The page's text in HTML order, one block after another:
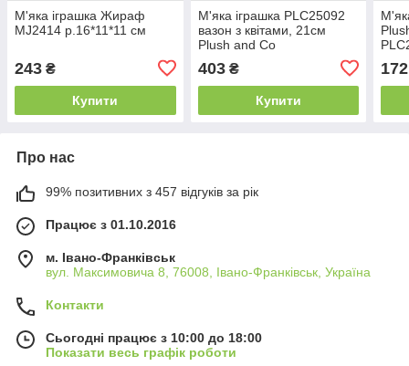
М'яка іграшка Жираф
MJ2414 р.16*11*11 см
243 ₴
Купити
М'яка іграшка PLC25092
вазон з квітами, 21см
Plush and Co
403₴
Купити
172
Про нас
99% позитивних з 457 відгуків за рік
Працює з 01.10.2016
м. Івано-Франківськ
вул. Максимовича 8, 76008, Івано-Франківськ, Україна
Контакти
Сьогодні працює з 10:00 до 18:00
Показати весь графік роботи